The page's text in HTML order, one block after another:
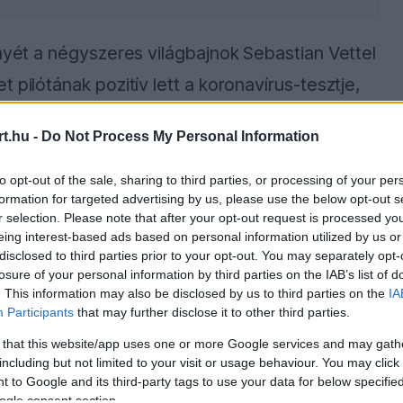
- Do Not Process My Personal Information
opt-out of the sale, sharing to third parties, or processing of your
for targeted advertising by us, please use the below opt-out
selection. Please note that after your opt-out request is processed
interest-based ads based on personal information utilized by us
to third parties prior to your opt-out. You may separately
of your personal information by third parties on the IAB’s list of
This information may also be disclosed by us to third parties on the
Participants that may further disclose it to other third parties.
that this website/app uses one or more Google services and may
but not limited to your visit or usage behaviour. You may
to Google and its third-party tags to use your data for below
consent section.
a négyszeres világbajnok Sebastian Vettel
pilótának pozitív lett a koronavírus-tesztje,
fog beugrani, aki a csapat jogelődjénél,
be”, kétszer Perezt, egyszer
the server or network failed or because the